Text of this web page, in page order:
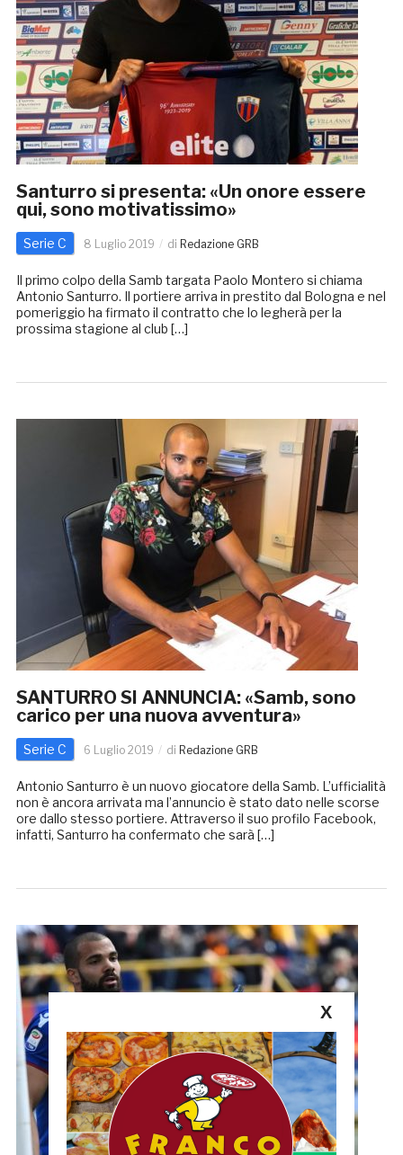
Santurro si presenta: «Un onore essere
qui, sono motivatissimo»
Serie C 8 Luglio 2019 di Redazione GRB
Il primo colpo della Samb targata Paolo Montero si chiama
Antonio Santurro. Il portiere arriva in prestito dal Bologna e nel
pomeriggio ha firmato il contratto che lo legherà per la
prossima stagione al club […]
SANTURRO SI ANNUNCIA: «Samb, sono
carico per una nuova avventura»
Serie C 6 Luglio 2019 di Redazione GRB
Antonio Santurro è un nuovo giocatore della Samb. L’ufficialità
non è ancora arrivata ma l’annuncio è stato dato nelle scorse
ore dallo stesso portiere. Attraverso il suo profilo Facebook,
infatti, Santurro ha confermato che sarà […]
X